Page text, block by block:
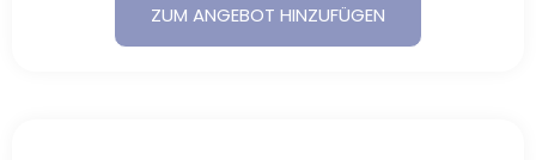
ZUM ANGEBOT HINZUFÜGEN